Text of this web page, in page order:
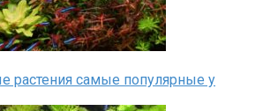
растения самые популярные у